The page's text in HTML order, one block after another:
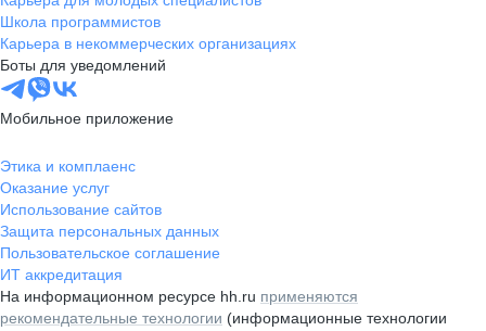
Школа программистов
Карьера в некоммерческих организациях
Боты для уведомлений
Мобильное приложение
Этика и комплаенс
Оказание услуг
Использование сайтов
Защита персональных данных
Пользовательское соглашение
ИТ аккредитация
На информационном ресурсе hh.ru применяются
рекомендательные технологии (информационные технологии